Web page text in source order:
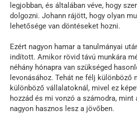
legjobban, és általában véve, hogy
dolgozni. Johann rájött, hogy olyan
lehetősége van döntéseket hozni.
Ezért nagyon hamar a tanulmányai
indított. Amikor rövid távú munkára
néhány hónapra van szükséged
levonásához. Tehát ne félj különböző
különböző vállalatoknál, mivel ez
hozzád és mi vonzó a számodra,
nagyon hasznos lesz a jövőben.